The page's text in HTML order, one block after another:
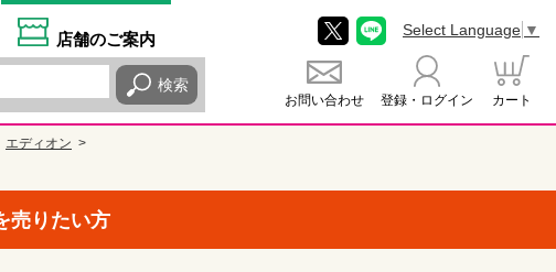
店舗のご案内
検索
お問い合わせ 登録・ログイン カート
Select Language ▼
エディオン
りたい方